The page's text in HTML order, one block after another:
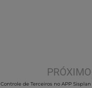
PRÓXIMO
Controle de Terceiros no APP Sisplan